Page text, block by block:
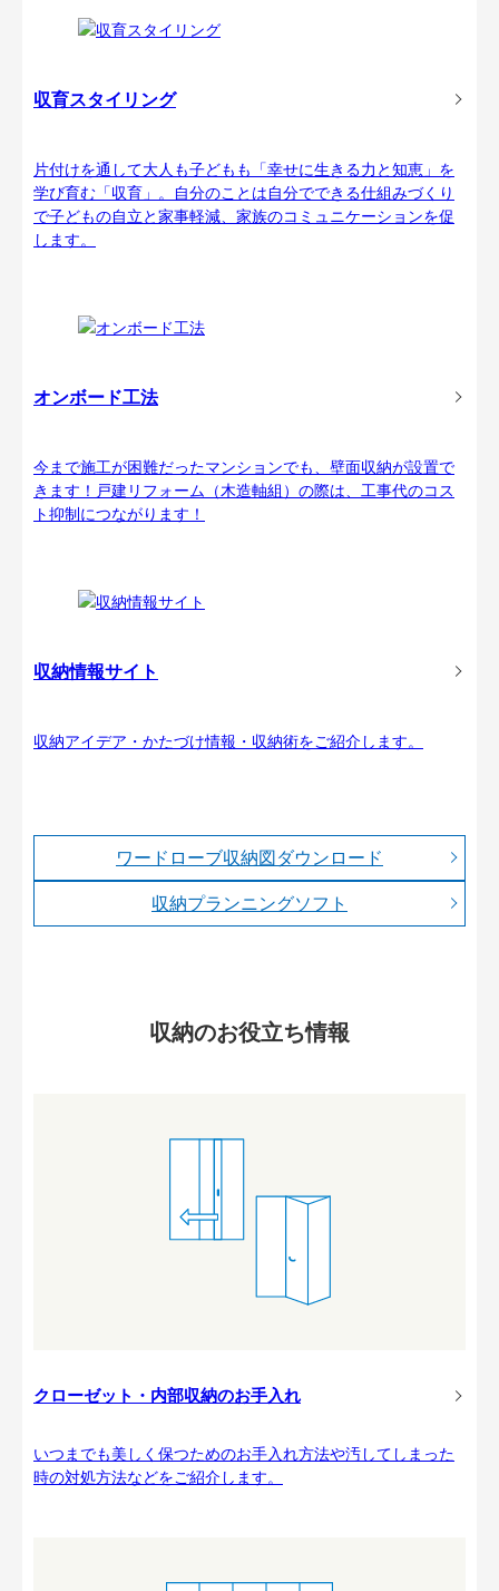
収育スタイリング
片付けを通して大人も子どもも「幸せに生きる力と知恵」を
学び育む「収育」。自分のことは自分でできる仕組みづくり
で子どもの自立と家事軽減、家族のコミュニケーションを促
します。
オンボード工法
今まで施工が困難だったマンションでも、壁面収納が設置で
きます！戸建リフォーム（木造軸組）の際は、工事代のコス
ト抑制につながります！
収納情報サイト
収納アイデア・かたづけ情報・収納術をご紹介します。
ワードローブ収納図ダウンロード
収納プランニングソフト
収納のお役立ち情報
クローゼット・内部収納のお手入れ
いつまでも美しく保つためのお手入れ方法や汚してしまった
時の対処方法などをご紹介します。